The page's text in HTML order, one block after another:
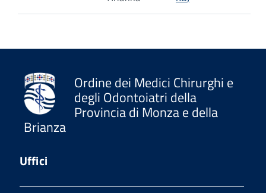
Ordine dei Medici Chirurghi e
degli Odontoiatri della
Provincia di Monza e della
Brianza
Uffici